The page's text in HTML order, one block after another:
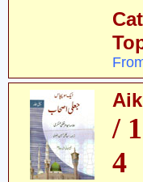
ایک سو پچاس جعلی اصحاب - 1 /
4